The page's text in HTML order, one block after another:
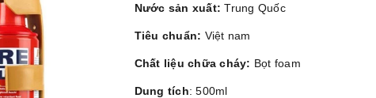
Nước sản xuất: Trung Quốc
Tiêu chuẩn: Việt nam
Chất liệu chữa cháy: Bọt foam
Dung tích: 500ml